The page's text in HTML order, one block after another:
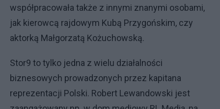
współpracowała także z innymi znanymi osobami,
jak kierowcą rajdowym Kubą Przygońskim, czy
aktorką Małgorzatą Kożuchowską.
Stor9 to tylko jedna z wielu działalności
biznesowych prowadzonych przez kapitana
reprezentacji Polski. Robert Lewandowski jest